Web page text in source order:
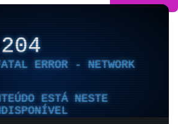
204
ERROR - NETWORK
ESTÁ NESTE